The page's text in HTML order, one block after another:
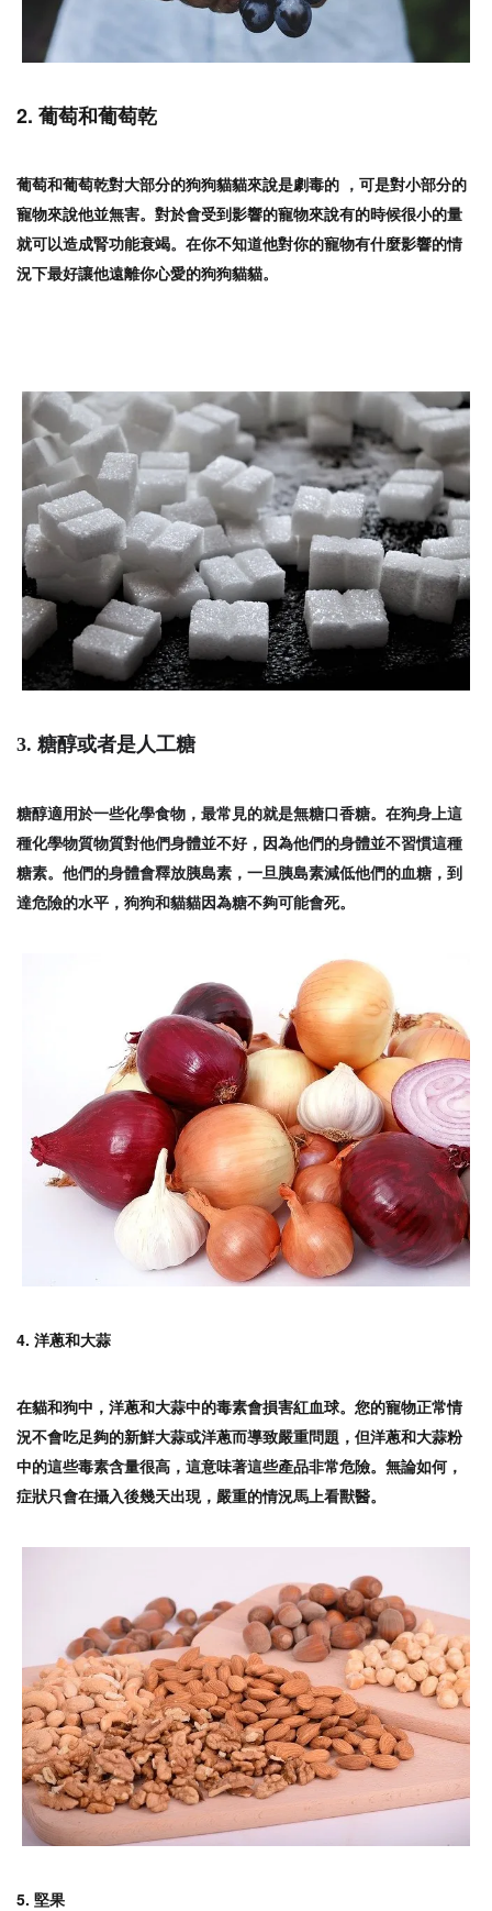
2. 葡萄和葡萄乾
葡萄和葡萄乾對大部分的狗狗貓貓來說是劇毒的 ， 可是對小部分的
寵物來說他並無害。 對於會受到影響的寵物來說有的時候很小的量
就可以造成腎功能衰竭。在你不知道他對你的寵物有什麼影響的情
況下最好讓他遠離你心愛的狗狗貓貓。
3. 糖醇或者是人工糖
糖醇適用於一些化學食物 ， 最常見的就是無糖口香糖。 在狗身上這
種化學物質物質對他們身體並不好 ，因為他們的身體並不習慣這種
糖素。 他們的身體會釋放胰島素 ，一旦胰島素減低他們的血糖 ， 到
達危險的水平 ，狗狗和貓貓因為糖不夠可能會死。
4. 洋蔥和大蒜
在貓和狗中，洋蔥和大蒜中的毒素會損害紅血球。您的寵物正常情
況不會吃足夠的新鮮大蒜或洋蔥而導致嚴重問題，但洋蔥和大蒜粉
中的這些毒素含量很高，這意味著這些產品非常危險。無論如何，
症狀只會在攝入後幾天出現，嚴重的情況馬上看獸醫。
5. 堅果